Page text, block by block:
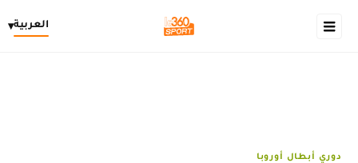
العربية▾
دوري أبطال أوروبا